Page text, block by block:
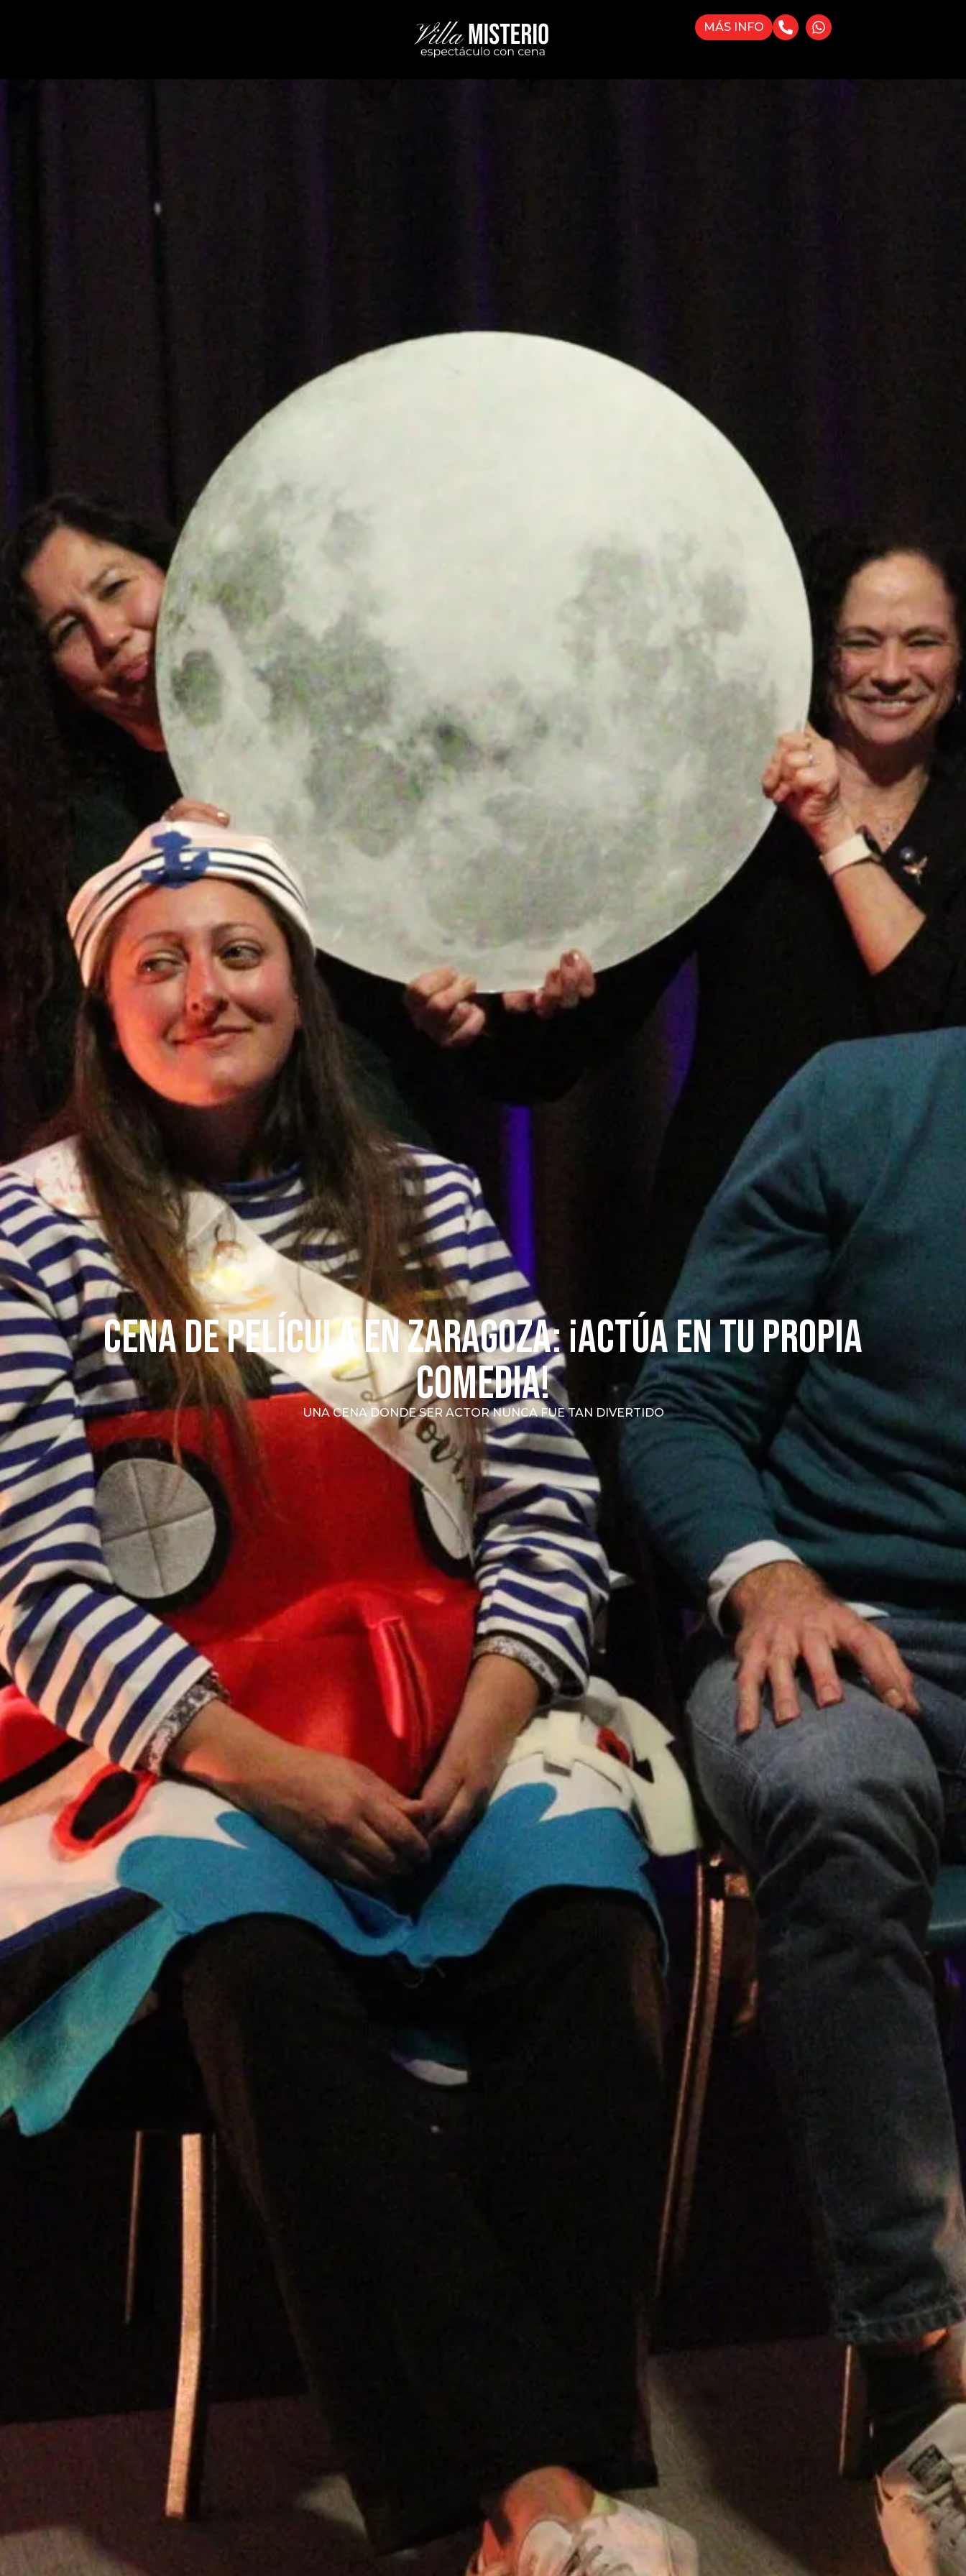
MÁS INFO
Cena de película en Zaragoza: ¡Actúa en tu propia
comedia!
UNA CENA DONDE SER ACTOR NUNCA FUE TAN DIVERTIDO